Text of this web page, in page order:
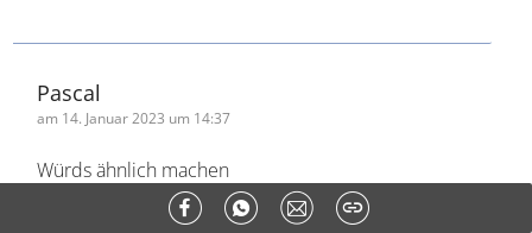
Silvie Bidner
Warum habt ihr keine aktuellen Bewertungen
älter